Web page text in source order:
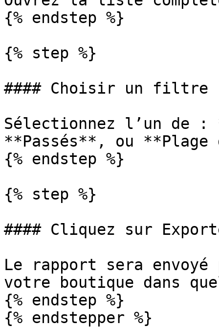
{% endstep %}
{% step %}
#### Choisir un filtre
Sélectionnez l’un de
**Passés**, ou **Plage
{% endstep %}
{% step %}
#### Cliquez sur
Le rapport sera
votre boutique dans
{% endstep %}
{% endstepper %}